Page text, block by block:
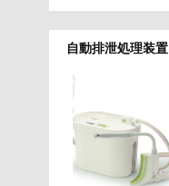
自動排泄処理装置